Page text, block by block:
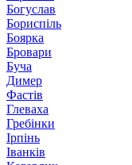
Богуслав
Бориспіль
Боярка
Бровари
Буча
Димер
Фастів
Глеваха
Гребінки
Ірпінь
Іванків